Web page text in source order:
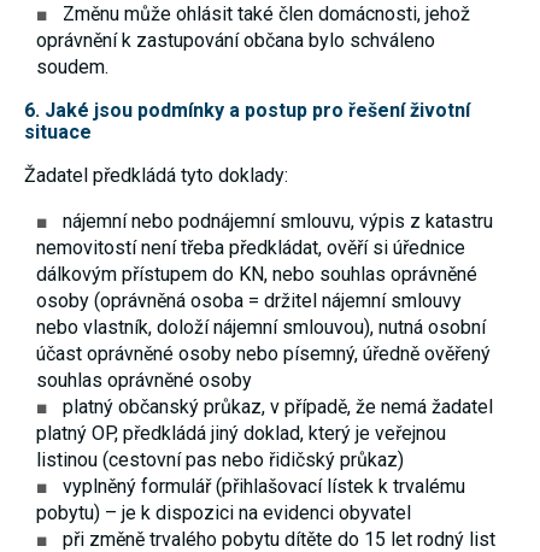
Změnu může ohlásit také člen domácnosti, jehož
oprávnění k zastupování občana bylo schváleno
soudem.
6. Jaké jsou podmínky a postup pro řešení životní
situace
Žadatel předkládá tyto doklady:
nájemní nebo podnájemní smlouvu, výpis z katastru
nemovitostí není třeba předkládat, ověří si úřednice
dálkovým přístupem do KN, nebo souhlas oprávněné
osoby (oprávněná osoba = držitel nájemní smlouvy
nebo vlastník, doloží nájemní smlouvou), nutná osobní
účast oprávněné osoby nebo písemný, úředně ověřený
souhlas oprávněné osoby
platný občanský průkaz, v případě, že nemá žadatel
platný OP, předkládá jiný doklad, který je veřejnou
listinou (cestovní pas nebo řidičský průkaz)
vyplněný formulář (přihlašovací lístek k trvalému
pobytu) – je k dispozici na evidenci obyvatel
při změně trvalého pobytu dítěte do 15 let rodný list
našich
internetových
stránek. Data
cookies
na konkrétní
uživatelé
našeho webu.
Pokud
vypnete
používání
analytických
cookies ve
návštěvě,
ztrácíme
možnost
analýzy
výkonu a
optimalizace
našich
opatření.